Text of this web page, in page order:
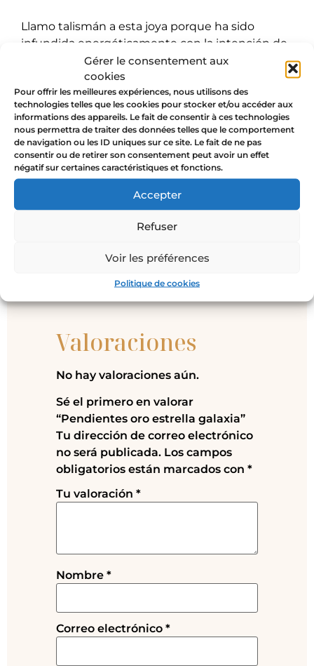
Gérer le consentement aux
cookies
Pour offrir les meilleures expériences, nous utilisons des
technologies telles que les cookies pour stocker et/ou accéder aux
informations des appareils. Le fait de consentir à ces technologies
nous permettra de traiter des données telles que le comportement
de navigation ou les ID uniques sur ce site. Le fait de ne pas
consentir ou de retirer son consentement peut avoir un effet
négatif sur certaines caractéristiques et fonctions.
Accepter
Refuser
Voir les préférences
Politique de cookies
Llamo talismán a esta joya porque ha sido
infundida energéticamente con la intención de
su simbolismo. Como con muchas de las joyas
talismán de La Jungle, me gusta explicar mi
enfoque pero, por supuesto, sólo toma lo que te
suena y si es sólo el diseño de la joya, también
está perfecto.
Añadir al carrito
Valoraciones
No hay valoraciones aún.
Sé el primero en valorar
“Pendientes oro estrella galaxia”
Tu dirección de correo electrónico
no será publicada. Los campos
obligatorios están marcados con *
Tu valoración *
Nombre *
Correo electrónico *